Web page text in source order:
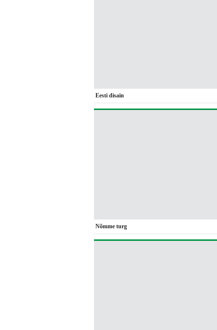
Eesti disain
Nõmme turg